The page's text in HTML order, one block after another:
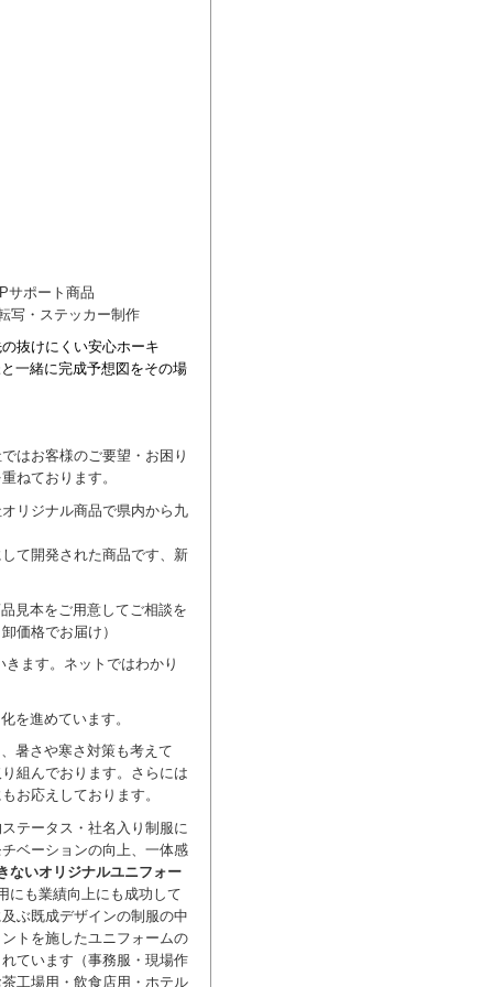
サポート商品
写・ステッカー制作
抜けにくい安心ホーキ
一緒に完成予想図をその場
はお客様のご要望・お困り
ねております。
リジナル商品で県内から九
商品です、新
見本をご用意してご相談を
価格でお届け）
ます。ネットではわかり
を進めています。
暑さや寒さ対策も考えて
組んでおります。さらには
お応えしております。
テータス・社名入り制服に
ベーションの向上、一体感
ないオリジナルユニフォー
も業績向上にも成功して
ぶ既成デザインの制服の中
トを施したユニフォームの
ています（事務服・現場作
工場用・飲食店用・ホテル